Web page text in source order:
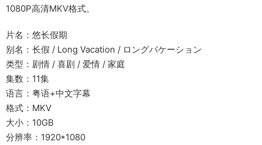
1080P高清MKV格式。
片名：悠长假期
别名：长假 / Long Vacation / ロングバケーション
类型：剧情 / 喜剧 / 爱情 / 家庭
集数：11集
语言：粤语+中文字幕
格式：MKV
大小：10GB
分辨率：1920*1080